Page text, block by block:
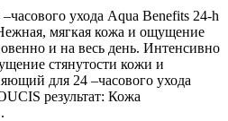
ухода Aqua Benefits 24-h
мягкая кожа и ощущение
и на весь день. Интенсивно
стянутости кожи и
для 24 –часового ухода
результат: Кожа